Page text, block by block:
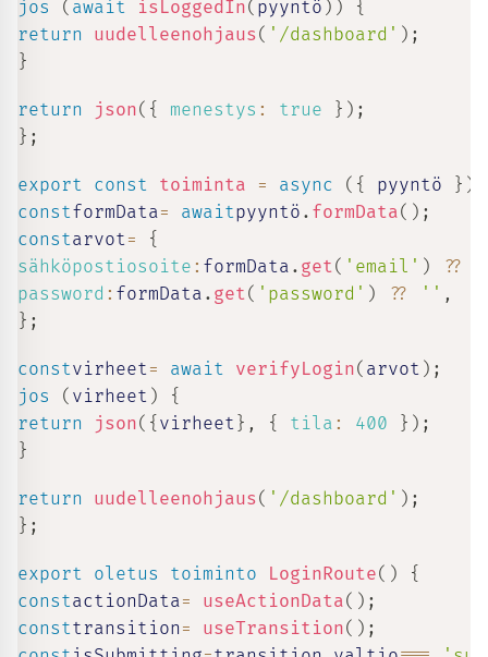
jos ( await isLoggedIn( pyyntö ) )
{
return
uudelleenohjaus( '/dashboard' ) ;
}
return json( { menestys : true } ) ;
} ;
export const toiminta = async ( { pyyntö } )
constformData= awaitpyyntö . formData( ) ;
constarvot=
{
sähköpostiosoite : formData . get( 'email' ) ??
password : formData . get( 'password' ) ?? '' ,
} ;
constvirheet= await verifyLogin( arvot ) ;
jos
( virheet )
{
return
json( { virheet } , { tila : 400 } ) ;
}
return uudelleenohjaus( '/dashboard' ) ;
} ;
export oletus toiminto LoginRoute( )
{
constactionData= useActionData( ) ;
consttransition = useTransition( ) ;